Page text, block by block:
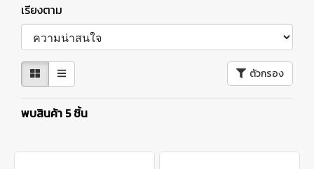
เรียงตาม
ตัวกรอง
พบสินค้า 5 ชิ้น